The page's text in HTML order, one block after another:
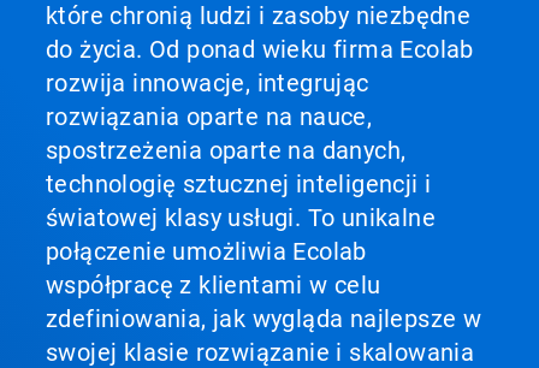
które chronią ludzi i zasoby niezbędne
do życia. Od ponad wieku firma Ecolab
rozwija innowacje, integrując
rozwiązania oparte na nauce,
spostrzeżenia oparte na danych,
technologię sztucznej inteligencji i
światowej klasy usługi. To unikalne
połączenie umożliwia Ecolab
współpracę z klientami w celu
zdefiniowania, jak wygląda najlepsze w
swojej klasie rozwiązanie i skalowania